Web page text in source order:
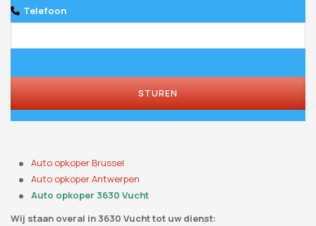
Telefoon
STUREN
Auto opkoper Brussel
Auto opkoper Antwerpen
Auto opkoper 3630 Vucht
Wij staan ​​overal in 3630 Vucht tot uw dienst: